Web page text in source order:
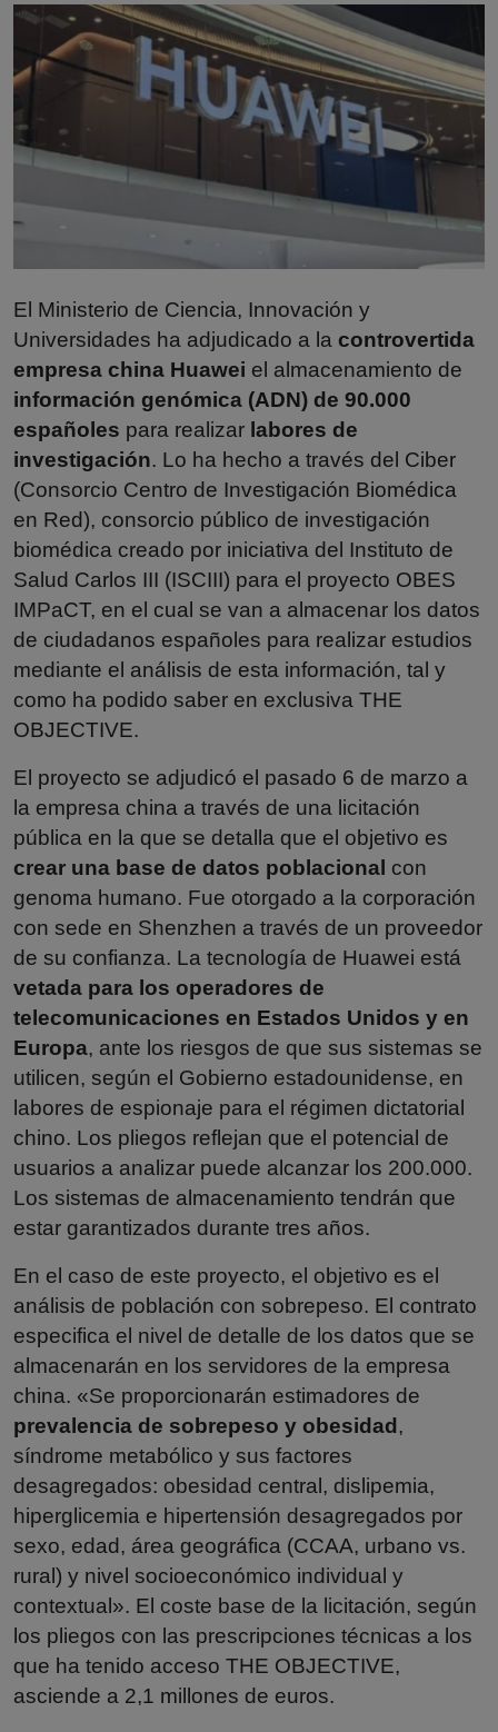
Misterios
Cultura
Mascotas
Informatica
Cocina
El Ministerio de Ciencia, Innovación y
Universidades ha adjudicado a la controvertida
empresa china Huawei el almacenamiento de
información genómica (ADN) de 90.000
españoles para realizar labores de
investigación. Lo ha hecho a través del Ciber
(Consorcio Centro de Investigación Biomédica
en Red), consorcio público de investigación
biomédica creado por iniciativa del Instituto de
Salud Carlos III (ISCIII) para el proyecto OBES
IMPaCT, en el cual se van a almacenar los datos
de ciudadanos españoles para realizar estudios
mediante el análisis de esta información, tal y
como ha podido saber en exclusiva THE
OBJECTIVE.
El proyecto se adjudicó el pasado 6 de marzo a
la empresa china a través de una licitación
pública en la que se detalla que el objetivo es
crear una base de datos poblacional con
genoma humano. Fue otorgado a la corporación
con sede en Shenzhen a través de un proveedor
de su confianza. La tecnología de Huawei está
vetada para los operadores de
telecomunicaciones en Estados Unidos y en
Europa, ante los riesgos de que sus sistemas se
utilicen, según el Gobierno estadounidense, en
labores de espionaje para el régimen dictatorial
chino. Los pliegos reflejan que el potencial de
usuarios a analizar puede alcanzar los 200.000.
Los sistemas de almacenamiento tendrán que
estar garantizados durante tres años.
En el caso de este proyecto, el objetivo es el
análisis de población con sobrepeso. El contrato
especifica el nivel de detalle de los datos que se
almacenarán en los servidores de la empresa
china. «Se proporcionarán estimadores de
prevalencia de sobrepeso y obesidad,
síndrome metabólico y sus factores
desagregados: obesidad central, dislipemia,
hiperglicemia e hipertensión desagregados por
sexo, edad, área geográfica (CCAA, urbano vs.
rural) y nivel socioeconómico individual y
contextual». El coste base de la licitación, según
los pliegos con las prescripciones técnicas a los
que ha tenido acceso THE OBJECTIVE,
asciende a 2,1 millones de euros.